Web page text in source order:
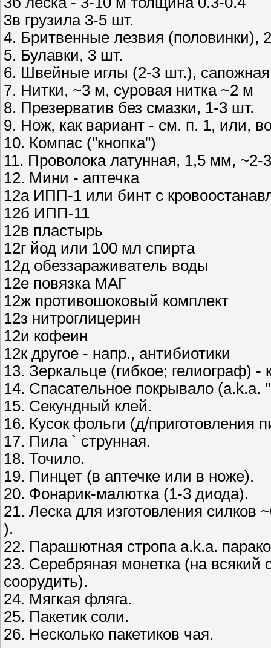
3в грузила 3-5 шт.
4. Бритвенные лезвия (половинки),
5. Булавки, 3 шт.
6. Швейные иглы (2-3 шт.),
7. Нитки, ~3 м, суровая нитка ~2 м
8. Презерватив без смазки, 1-3 шт.
9. Нож, как вариант - см. п. 1, или,
10. Компас ("кнопка")
11. Проволока латунная, 1,5 мм, ~2-
12. Мини - аптечка
12а ИПП-1 или бинт с
12б ИПП-11
12в пластырь
12г йод или 100 мл спирта
12д обеззараживатель воды
12е повязка МАГ
12ж противошоковый комплект
12з нитроглицерин
12и кофеин
12к другое - напр., антибиотики
13. Зеркальце (гибкое; гелиограф) -
14. Спасательное покрывало (a.k.a.
15. Секундный клей.
16. Кусок фольги (д/приготовления
17. Пила ` струнная.
18. Точило.
19. Пинцет (в аптечке или в ноже).
20. Фонарик-малютка (1-3 диода).
21. Леска для изготовления
).
22. Парашютная стропа a.k.a.
23. Серебряная монетка (на всякий
соорудить).
24. Мягкая фляга.
25. Пакетик соли.
26. Несколько пакетиков чая.